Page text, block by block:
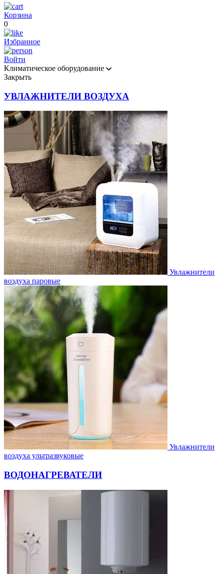
Корзина
0
Избранное
Войти
Климатическое оборудование
Закрыть
УВЛАЖНИТЕЛИ ВОЗДУХА
Увлажнители
воздуха паровые
Увлажнители
воздуха ультразвуковые
ВОДОНАГРЕВАТЕЛИ